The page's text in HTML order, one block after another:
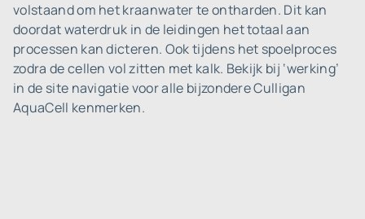
volstaand om het kraanwater te ontharden. Dit kan
doordat waterdruk in de leidingen het totaal aan
processen kan dicteren. Ook tijdens het spoelproces
zodra de cellen vol zitten met kalk. Bekijk bij ‘werking’
in de site navigatie voor alle bijzondere Culligan
AquaCell kenmerken.